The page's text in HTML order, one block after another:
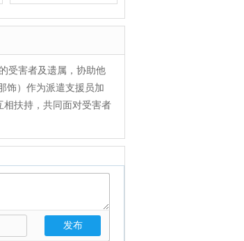
受害者及遗属，协助他
）作为派遣支援员加
相扶持，共同面对受害者